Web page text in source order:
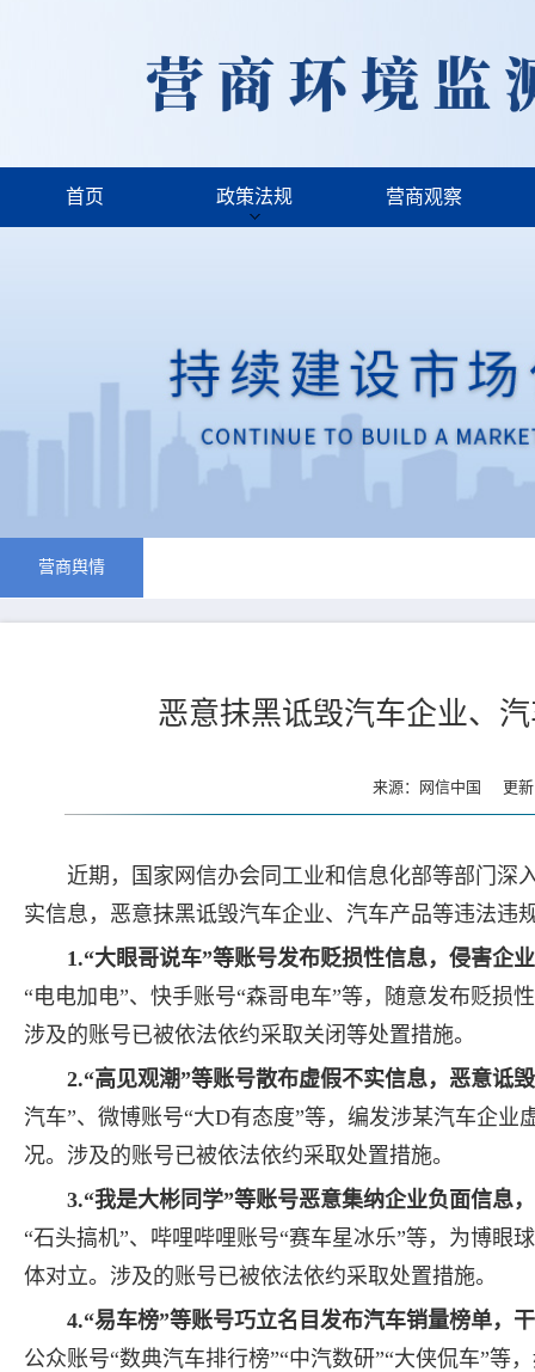
首页 政策法规 营商观察
营商舆情
恶意抹黑诋毁汽车企业、
来源：网信中国 更
近期，国家网信办会同工业和信息化部等部门深
实信息，恶意抹黑诋毁汽车企业、汽车产品等违法违
1.“大眼哥说车”等账号发布贬损性信息，侵害企
“电电加电”、快手账号“森哥电车”等，随意发布贬
涉及的账号已被依法依约采取关闭等处置措施。
2.“高见观潮”等账号散布虚假不实信息，恶意诋
汽车”、微博账号“大D有态度”等，编发涉某汽车企
况。涉及的账号已被依法依约采取处置措施。
3.“我是大彬同学”等账号恶意集纳企业负面信息
“石头搞机”、哔哩哔哩账号“赛车星冰乐”等，为博
体对立。涉及的账号已被依法依约采取处置措施。
4.“易车榜”等账号巧立名目发布汽车销量榜单，
公众账号“数典汽车排行榜”“中汽数研”“大侠侃车”